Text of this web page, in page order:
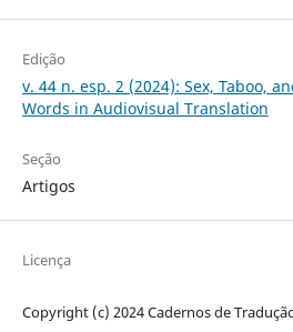
Edição
v. 44 n. esp. 2 (2024): Sex, Taboo,
Words in Audiovisual Translation
Seção
Artigos
Licença
Copyright (c) 2024 Cadernos de